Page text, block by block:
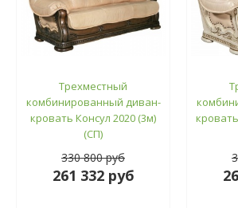
Трехместный
комбинированный диван-
кровать Консул 2020 (3м)
(СП)
330 800 руб
261 332 руб